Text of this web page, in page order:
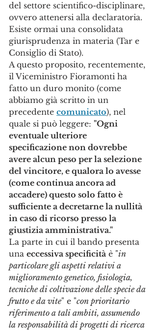
del settore scientifico-disciplinare,
ovvero attenersi alla declaratoria.
Esiste ormai una consolidata
giurisprudenza in materia (Tar e
Consiglio di Stato).
A questo proposito, recentemente,
il Viceministro Fioramonti ha
fatto un duro monito (come
abbiamo già scritto in un
precedente comunicato), nel
quale si può leggere: "Ogni
eventuale ulteriore
specificazione non dovrebbe
avere alcun peso per la selezione
del vincitore, e qualora lo avesse
(come continua ancora ad
accadere) questo solo fatto è
sufficiente a decretarne la nullità
in caso di ricorso presso la
giustizia amministrativa."
La parte in cui il bando presenta
una eccessiva specificità è "in
particolare gli aspetti relativi a
miglioramento genetico, fisiologia,
tecniche di coltivazione delle specie da
frutto e da vite" e "con prioritario
riferimento a tali ambiti, assumendo
la responsabilità di progetti di ricerca